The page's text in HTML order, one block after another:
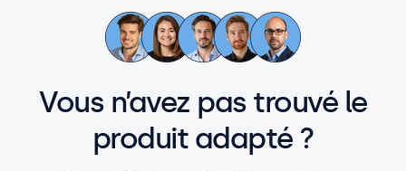
Vous n’avez pas trouvé le
produit adapté ?